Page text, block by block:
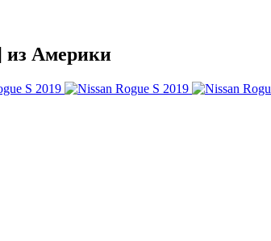
из Америки